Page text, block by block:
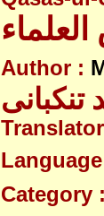
Author :
Category :